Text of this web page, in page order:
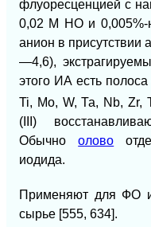
флуоресценцией с
0,02 М НО и 0,005%-
анион в присутствии
—4,6),
этого ИА есть полоса
Ti, Mo, W, Та, Nb, Zr,
(III)
Обычноолово
иодида.
Применяют для ФО
сырье [555, 634].